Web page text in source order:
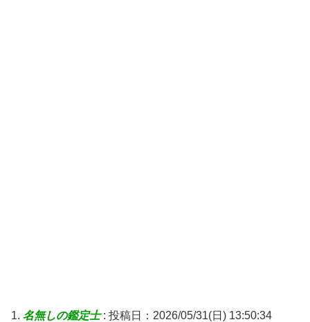
名無しの鑑定士: 投稿日：2026/05/31(日) 13:50:34